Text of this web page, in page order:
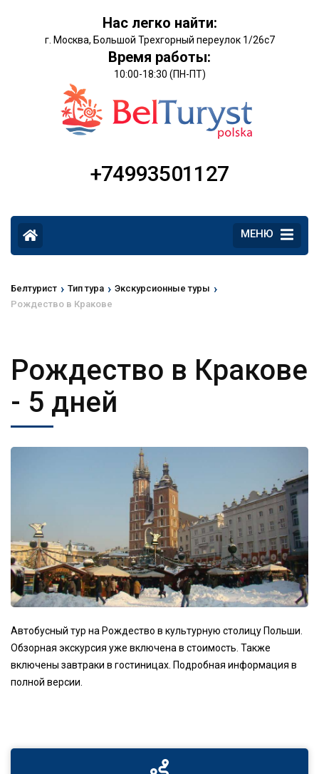
Нас легко найти:
г. Москва, Большой Трехгорный переулок 1/26с7
Время работы:
10:00-18:30 (ПН-ПТ)
+74993501127
МЕНЮ
Белтурист › Тип тура › Экскурсионные туры ›
Рождество в Кракове
Рождество в Кракове
- 5 дней
Автобусный тур на Рождество в культурную столицу Польши.
Обзорная экскурсия уже включена в стоимость. Также
включены завтраки в гостиницах. Подробная информация в
полной версии.